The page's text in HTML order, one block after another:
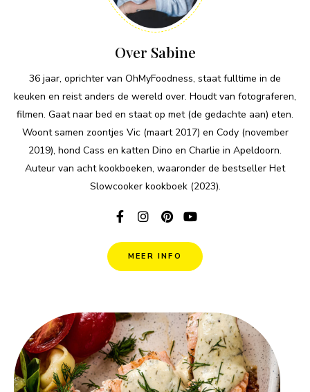
Over Sabine
36 jaar, oprichter van OhMyFoodness, staat fulltime in de
keuken en reist anders de wereld over. Houdt van fotograferen,
filmen. Gaat naar bed en staat op met (de gedachte aan) eten.
Woont samen zoontjes Vic (maart 2017) en Cody (november
2019), hond Cass en katten Dino en Charlie in Apeldoorn.
Auteur van acht kookboeken, waaronder de bestseller Het
Slowcooker kookboek (2023).
MEER INFO